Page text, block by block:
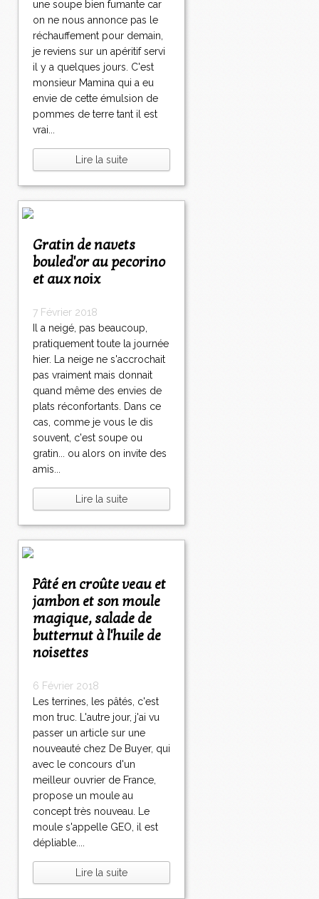
une soupe bien fumante car
on ne nous annonce pas le
réchauffement pour demain,
je reviens sur un apéritif servi
il y a quelques jours. C'est
monsieur Mamina qui a eu
envie de cette émulsion de
pommes de terre tant il est
vrai...
Lire la suite
Gratin de navets
bouled'or au pecorino
et aux noix
7 Février 2018
Il a neigé, pas beaucoup,
pratiquement toute la journée
hier. La neige ne s'accrochait
pas vraiment mais donnait
quand même des envies de
plats réconfortants. Dans ce
cas, comme je vous le dis
souvent, c'est soupe ou
gratin... ou alors on invite des
amis...
Lire la suite
Pâté en croûte veau et
jambon et son moule
magique, salade de
butternut à l'huile de
noisettes
6 Février 2018
Les terrines, les pâtés, c'est
mon truc. L'autre jour, j'ai vu
passer un article sur une
nouveauté chez De Buyer, qui
avec le concours d'un
meilleur ouvrier de France,
propose un moule au
concept très nouveau. Le
moule s'appelle GEO, il est
dépliable....
Lire la suite